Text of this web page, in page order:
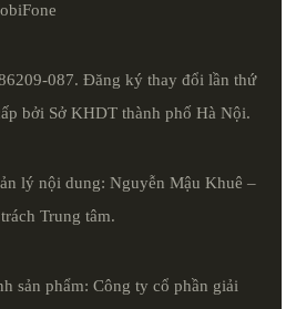
087. Đăng ký thay đổi lần thứ
bởi Sở KHDT thành phố Hà Nội.
lý nội dung: Nguyễn Mậu Khuê –
Trung tâm.
sản phẩm: Công ty cổ phần giải